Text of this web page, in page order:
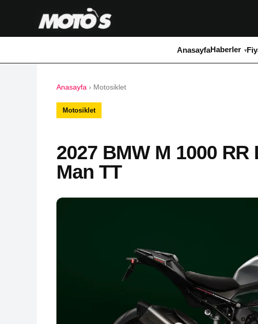
AnasayfaHaberler
Anasayfa › Motosiklet
Motosiklet
2027 BMW M 1000
Man TT